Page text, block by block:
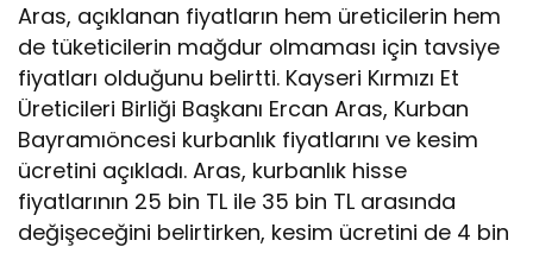
Aras, açıklanan fiyatların hem üreticilerin hem
de tüketicilerin mağdur olmaması için tavsiye
fiyatları olduğunu belirtti. Kayseri Kırmızı Et
Üreticileri Birliği Başkanı Ercan Aras, Kurban
Bayramıöncesi kurbanlık fiyatlarını ve kesim
ücretini açıkladı. Aras, kurbanlık hisse
fiyatlarının 25 bin TL ile 35 bin TL arasında
değişeceğini belirtirken, kesim ücretini de 4 bin